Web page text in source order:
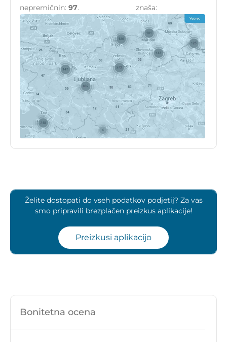
nepremičnin: 97.
znaša:
Želite dostopati do vseh podatkov podjetij? Za vas
smo pripravili brezplačen preizkus aplikacije!
Preizkusi aplikacijo
Bonitetna ocena